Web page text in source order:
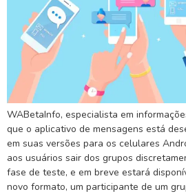
WABetaInfo, especialista em
que o aplicativo de mensagens está
em suas versões para os celulares
aos usuários sair dos grupos
fase de teste, e em breve estará
novo formato, um participante de um